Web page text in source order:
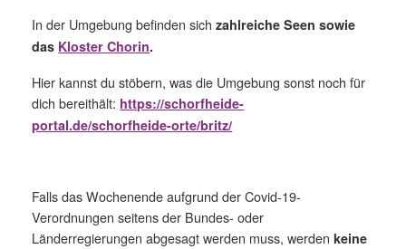
In der Umgebung befinden sichzahlreiche Seen sowie
das Kloster Chorin.
Hier kannst du stöbern, was die Umgebung sonst noch für
dich bereithält: https://schorfheide-
portal.de/schorfheide-orte/britz/
Falls das Wochenende aufgrund der Covid-19-
Verordnungen seitens der Bundes- oder
Länderregierungen abgesagt werden muss, werden keine